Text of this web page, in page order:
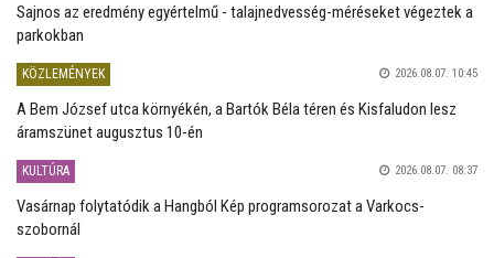
Sajnos az eredmény egyértelmű - talajnedvesség-méréseket végeztek a
parkokban
KÖZLEMÉNYEK 2026.08.07. 10:45
A Bem József utca környékén, a Bartók Béla téren és Kisfaludon lesz
áramszünet augusztus 10-én
KULTÚRA 2026.08.07. 08:37
Vasárnap folytatódik a Hangból Kép programsorozat a Varkocs-
szobornál